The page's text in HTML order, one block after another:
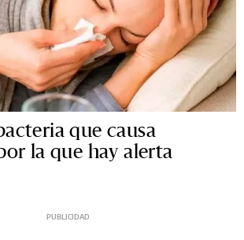
que causa
la que hay alerta